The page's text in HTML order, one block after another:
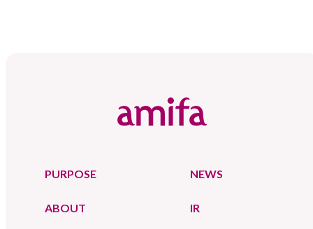
PURPOSE
ABOUT
NEWS
IR